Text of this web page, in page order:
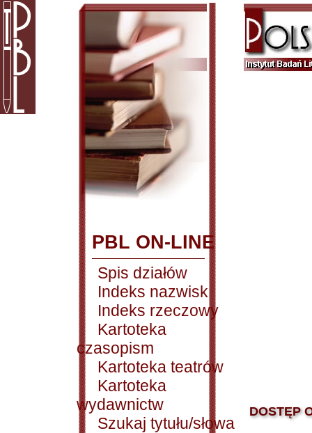
PBL ON-LINE
Spis działów
Indeks nazwisk
Indeks rzeczowy
Kartoteka
czasopism
Kartoteka teatrów
Kartoteka
wydawnictw
Szukaj tytułu/słowa
DOSTĘP